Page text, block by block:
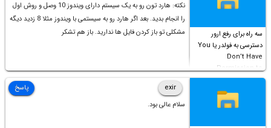
سه راه برای رفع ارور
دسترسی به فولدر یا You
Don’t Have
Permission to
Access this folder
نکته: هارد تون رو به یک سیستم دارای ویندوز 10 وصل و روش اول
را انجام بدید. بعد اگر هارد رو به سیستمی با ویندوز مثلا 8 زدید دیگه
مشکلی تو باز کردن فایل ها ندارید. باز هم تشکر
exir
سلام عالی بود.
پاسخ